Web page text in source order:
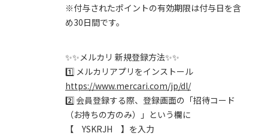
※付与されたポイントの有効期限は付与日を含
め30日間です。
✨✨メルカリ 新規登録方法✨✨
1️⃣ メルカリアプリをインストール
https://www.mercari.com/jp/dl/
2️⃣ 会員登録する際、登録画面の「招待コード
（お持ちの方のみ）」という欄に
【 YSKRJH 】を入力